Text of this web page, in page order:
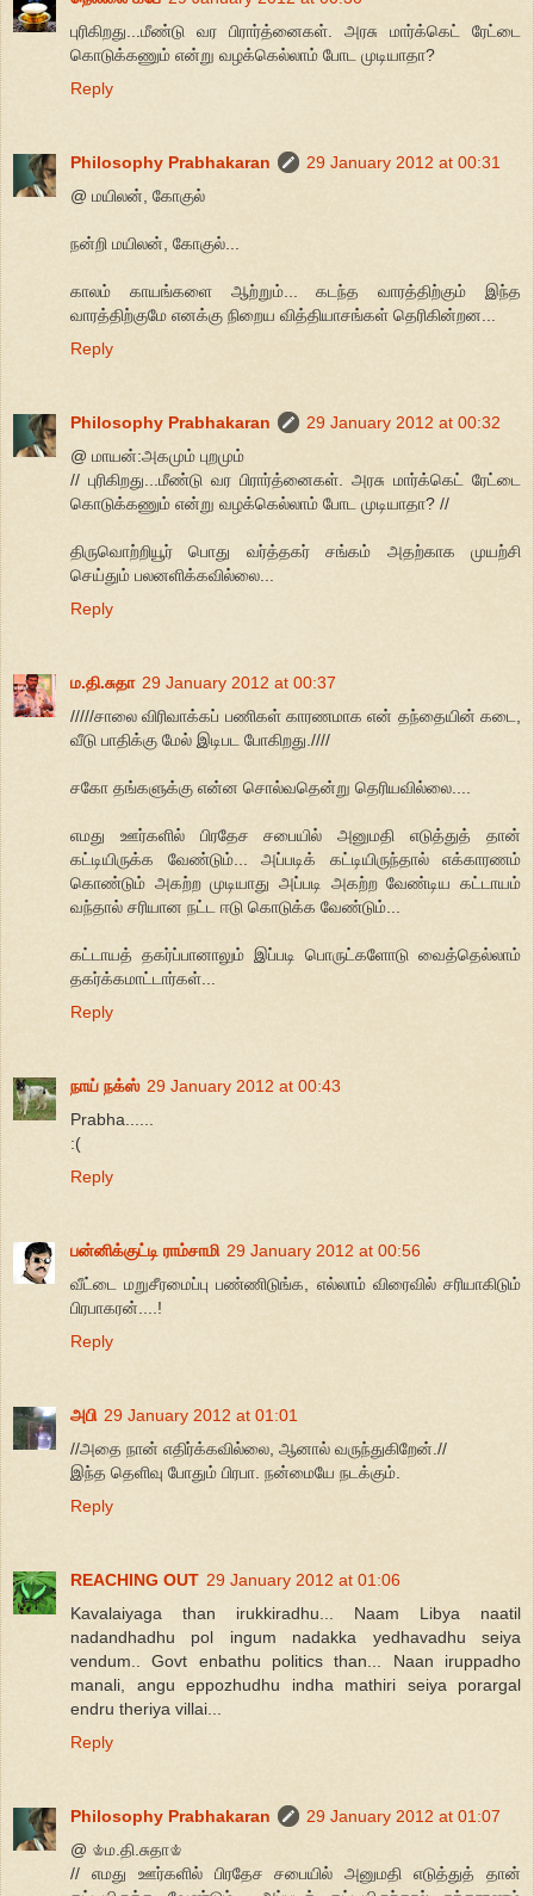
புரிகிறது...மீண்டு வர பிரார்த்னைகள். அரசு மார்க்கெட் ரேட்டை
கொடுக்கணும் என்று வழக்கெல்லாம் போட முடியாதா?
Reply
Philosophy Prabhakaran
29 January 2012 at 00:31
@ மயிலன், கோகுல்
நன்றி மயிலன், கோகுல்...
காலம் காயங்களை ஆற்றும்... கடந்த வாரத்திற்கும் இந்த
வாரத்திற்குமே எனக்கு நிறைய வித்தியாசங்கள் தெரிகின்றன...
Reply
Philosophy Prabhakaran
29 January 2012 at 00:32
@ மாயன்:அகமும் புறமும்
// புரிகிறது...மீண்டு வர பிரார்த்னைகள். அரசு மார்க்கெட் ரேட்டை
கொடுக்கணும் என்று வழக்கெல்லாம் போட முடியாதா? //
திருவொற்றியூர் பொது வர்த்தகர் சங்கம் அதற்காக முயற்சி
செய்தும் பலனளிக்கவில்லை...
Reply
ம.தி.சுதா 29 January 2012 at 00:37
/////சாலை விரிவாக்கப் பணிகள் காரணமாக என் தந்தையின் கடை,
வீடு பாதிக்கு மேல் இடிபட போகிறது.////
சகோ தங்களுக்கு என்ன சொல்வதென்று தெரியவில்லை....
எமது ஊர்களில் பிரதேச சபையில் அனுமதி எடுத்துத் தான்
கட்டியிருக்க வேண்டும்... அப்படிக் கட்டியிருந்தால் எக்காரணம்
கொண்டும் அகற்ற முடியாது அப்படி அகற்ற வேண்டிய கட்டாயம்
வந்தால் சரியான நட்ட ஈடு கொடுக்க வேண்டும்...
கட்டாயத் தகர்ப்பானாலும் இப்படி பொருட்களோடு வைத்தெல்லாம்
தகர்க்கமாட்டார்கள்...
Reply
நாய் நக்ஸ் 29 January 2012 at 00:43
Prabha......
:(
Reply
பன்னிக்குட்டி ராம்சாமி 29 January 2012 at 00:56
வீட்டை மறுசீரமைப்பு பண்ணிடுங்க, எல்லாம் விரைவில் சரியாகிடும்
பிரபாகரன்....!
Reply
அபி 29 January 2012 at 01:01
//அதை நான் எதிர்க்கவில்லை, ஆனால் வருந்துகிறேன்.//
இந்த தெளிவு போதும் பிரபா. நன்மையே நடக்கும்.
Reply
REACHING OUT 29 January 2012 at 01:06
Kavalaiyaga than irukkiradhu... Naam Libya naatil
nadandhadhu pol ingum nadakka yedhavadhu seiya
vendum.. Govt enbathu politics than... Naan iruppadho
manali, angu eppozhudhu indha mathiri seiya porargal
endru theriya villai...
Reply
Philosophy Prabhakaran
29 January 2012 at 01:07
@ ♔ம.தி.சுதா♔
// எமது ஊர்களில் பிரதேச சபையில் அனுமதி எடுத்துத் தான்